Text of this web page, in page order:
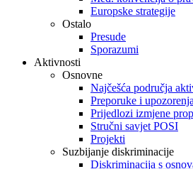
Europske strategije
Ostalo
Presude
Sporazumi
Aktivnosti
Osnovne
Najčešća područja
Preporuke i upozorenja
Prijedlozi izmjene
Stručni savjet POSI
Projekti
Suzbijanje diskriminacije
Diskriminacija s